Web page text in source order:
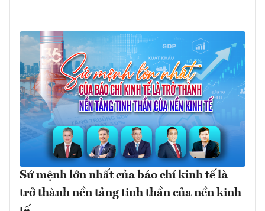
Sứ mệnh lớn nhất của báo chí kinh tế là
trở thành nền tảng tinh thần của nền kinh